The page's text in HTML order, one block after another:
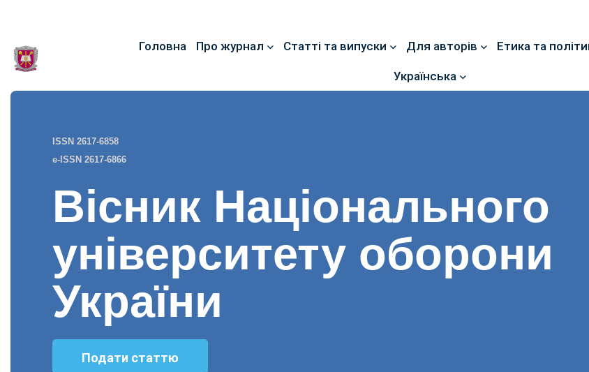
Головна Про журнал Статті та випуски Для авторів Етика та
Українська
ISSN 2617-6858
e-ISSN 2617-6866
Вісник Національного
університету оборони
України
Подати статтю